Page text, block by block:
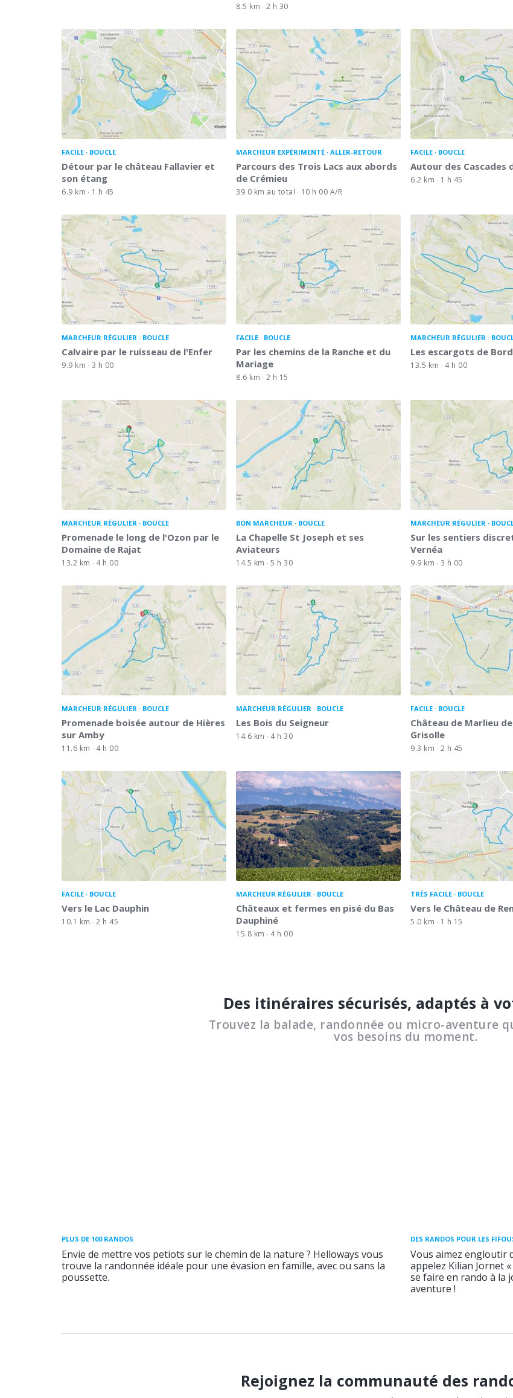
8.5 km 2 h 30
FACILE BOUCLE
Détour par le château Fallavier et
son étang
6.9 km 1 h 45
MARCHEUR EXPÉRIMENTÉ ALLER-RETOUR
Parcours des Trois Lacs aux abords
de Crémieu
39.0 km au total 10 h 00 A/R
FACILE BOUCLE
Autour des Cascades
6.2 km 1 h 45
MARCHEUR RÉGULIER BOUCLE
Calvaire par le ruisseau de l'Enfer
9.9 km 3 h 00
FACILE BOUCLE
Par les chemins de la Ranche et du
Mariage
8.6 km 2 h 15
MARCHEUR RÉGULIER
Les escargots de
13.5 km 4 h 00
MARCHEUR RÉGULIER BOUCLE
Promenade le long de l'Ozon par le
Domaine de Rajat
13.2 km 4 h 00
BON MARCHEUR BOUCLE
La Chapelle St Joseph et ses
Aviateurs
14.5 km 5 h 30
MARCHEUR RÉGULIER
Sur les sentiers
Vernéa
9.9 km 3 h 00
MARCHEUR RÉGULIER BOUCLE
Promenade boisée autour de Hières
sur Amby
11.6 km 4 h 00
MARCHEUR RÉGULIER BOUCLE
Les Bois du Seigneur
14.6 km 4 h 30
FACILE BOUCLE
Château de Marlieu
Grisolle
9.3 km 2 h 45
FACILE BOUCLE
Vers le Lac Dauphin
10.1 km 2 h 45
MARCHEUR RÉGULIER BOUCLE
Châteaux et fermes en pisé du Bas
Dauphiné
15.8 km 4 h 00
TRÈS FACILE BOUCLE
Vers le Château de
5.0 km 1 h 15
Des itinéraires sécurisés, adaptés à
Trouvez la balade, randonnée ou micro-aventure
vos besoins du moment.
PLUS DE 100 RANDOS
Envie de mettre vos petiots sur le chemin de la nature ? Helloways vous
trouve la randonnée idéale pour une évasion en famille, avec ou sans la
poussette.
DES RANDOS POUR LES
Vous aimez engloutir
appelez Kilian Jornet
se faire en rando à la
aventure !
Rejoignez la communauté des